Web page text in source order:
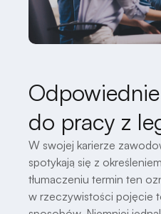
do pracy z
W swojej karierze
spotykają się z
tłumaczeniu termin ten
w rzeczywistości pojęcie